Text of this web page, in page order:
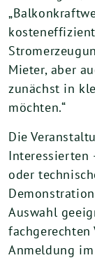
Mieter, aber
zunächst in
möchten.“
Die
Interessierten
oder
Auswahl
fachgerechten
Anmeldung